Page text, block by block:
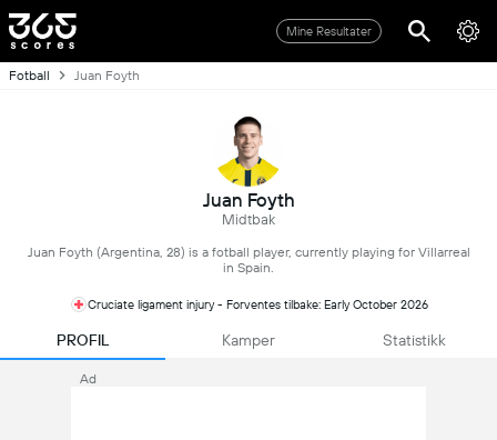
Mine Resultater
Fotball Juan Foyth
Juan Foyth
Midtbak
Juan Foyth (Argentina, 28) is a fotball player, currently playing for Villarreal
in Spain.
Cruciate ligament injury - Forventes tilbake: Early October 2026
PROFIL Kamper Statistikk
Ad